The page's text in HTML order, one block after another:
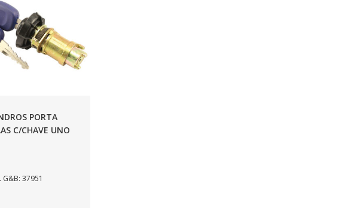
PORTA
C/CHAVE UNO
G&B: 37951